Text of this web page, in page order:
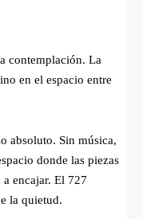
contemplación. La
en el espacio entre
absoluto. Sin música,
donde las piezas
encajar. El 727
la quietud.